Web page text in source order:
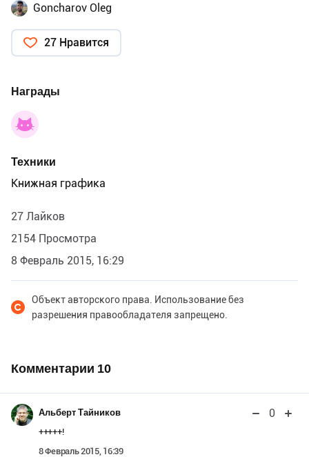
Goncharov Oleg
27 Нравится
Награды
Техники
Книжная графика
27 Лайков
2154 Просмотра
8 Февраль 2015, 16:29
Объект авторского права. Использование без
разрешения правообладателя запрещено.
Комментарии 10
Альберт Тайников 0
+++++!
8 Февраль 2015, 16:39